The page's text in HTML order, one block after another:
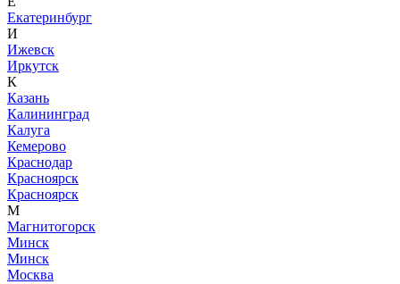
Екатеринбург
И
Ижевск
Иркутск
К
Казань
Калининград
Калуга
Кемерово
Краснодар
Красноярск
Красноярск
М
Магнитогорск
Минск
Минск
Москва